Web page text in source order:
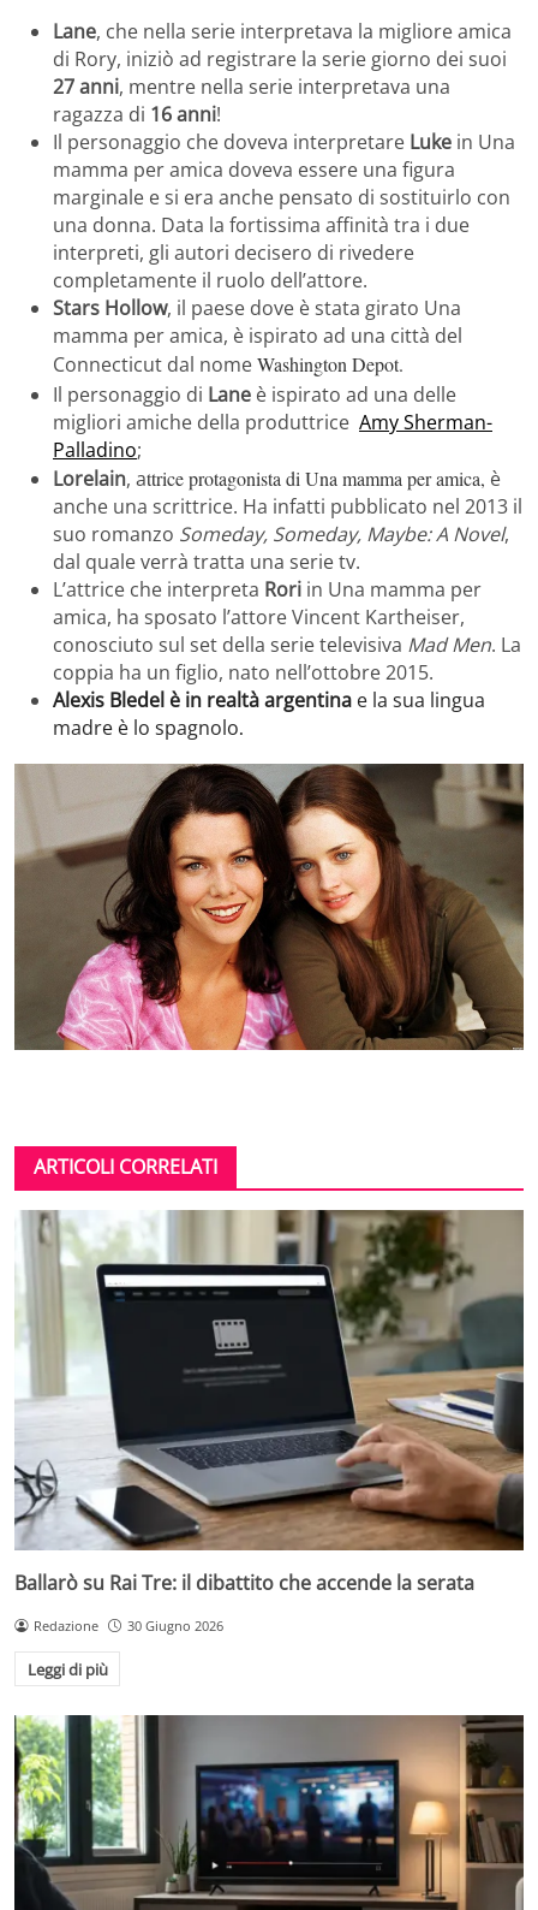
Lane, che nella serie interpretava la migliore amica
di Rory, iniziò ad registrare la serie giorno dei suoi
27 anni, mentre nella serie interpretava una
ragazza di 16 anni!
Il personaggio che doveva interpretare Luke in Una
mamma per amica doveva essere una figura
marginale e si era anche pensato di sostituirlo con
una donna. Data la fortissima affinità tra i due
interpreti, gli autori decisero di rivedere
completamente il ruolo dell’attore.
Stars Hollow, il paese dove è stata girato Una
mamma per amica, è ispirato ad una città del
Connecticut dal nomeWashington Depot.
Il personaggio di Lane è ispirato ad una delle
migliori amiche della produttrice Amy Sherman-
Palladino;
Lorelain, attrice protagonista di Una mamma per amica, è
anche una scrittrice. Ha infatti pubblicato nel 2013 il
suo romanzo Someday, Someday, Maybe: A Novel,
dal quale verrà tratta una serie tv.
L’attrice che interpreta Rori in Una mamma per
amica, ha sposato l’attore Vincent Kartheiser,
conosciuto sul set della serie televisiva Mad Men. La
coppia ha un figlio, nato nell’ottobre 2015.
Alexis Bledel è in realtàargentina e la sua lingua
madre è lo spagnolo.
ARTICOLI CORRELATI
Ballarò su Rai Tre: il dibattito che accende la serata
Redazione 30 Giugno 2026
Leggi di più